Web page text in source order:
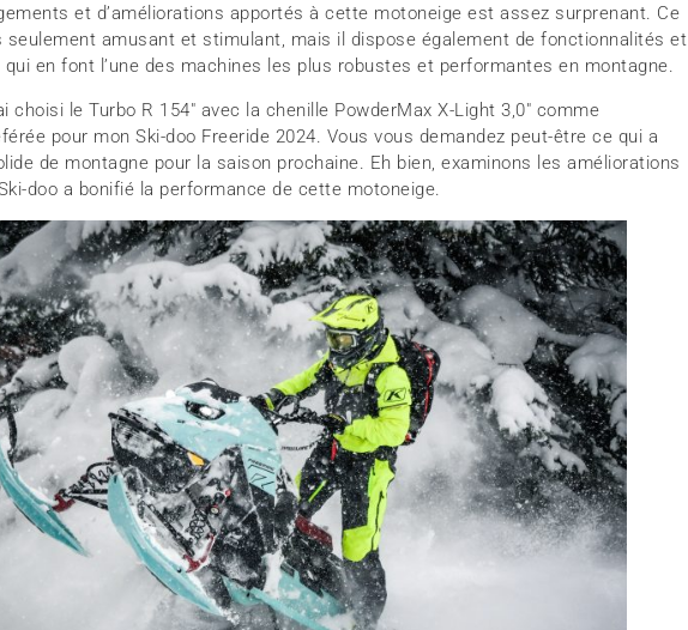
et d’améliorations apportés à cette motoneige est assez surprenant. Ce
seulement amusant et stimulant, mais il dispose également de fonctionnalités et
en font l’une des machines les plus robustes et performantes en montagne.
choisi le Turbo R 154″ avec la chenille PowderMax X-Light 3,0″ comme
pour mon Ski-doo Freeride 2024. Vous vous demandez peut-être ce qui a
de montagne pour la saison prochaine. Eh bien, examinons les améliorations
doo a bonifié la performance de cette motoneige.